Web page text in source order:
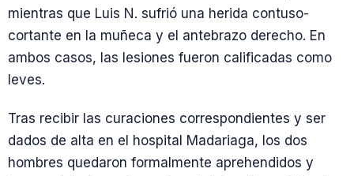
mientras que Luis N. sufrió una herida contuso-
cortante en la muñeca y el antebrazo derecho. En
ambos casos, las lesiones fueron calificadas como
leves.
Tras recibir las curaciones correspondientes y ser
dados de alta en el hospital Madariaga, los dos
hombres quedaron formalmente aprehendidos y